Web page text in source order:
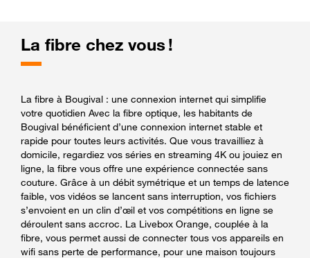
La fibre chez vous !
La fibre à Bougival : une connexion internet qui simplifie
votre quotidien Avec la fibre optique, les habitants de
Bougival bénéficient d’une connexion internet stable et
rapide pour toutes leurs activités. Que vous travailliez à
domicile, regardiez vos séries en streaming 4K ou jouiez en
ligne, la fibre vous offre une expérience connectée sans
couture. Grâce à un débit symétrique et un temps de latence
faible, vos vidéos se lancent sans interruption, vos fichiers
s’envoient en un clin d’œil et vos compétitions en ligne se
déroulent sans accroc. La Livebox Orange, couplée à la
fibre, vous permet aussi de connecter tous vos appareils en
wifi sans perte de performance, pour une maison toujours